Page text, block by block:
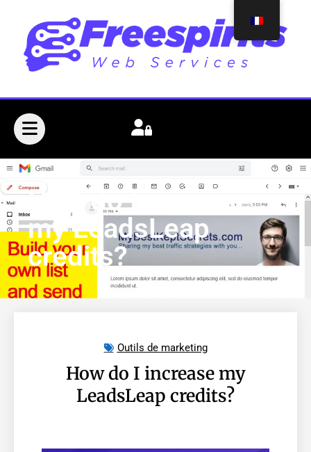
How do I increase
my LeadsLeap
credits?
Outils de marketing
How do I increase my
LeadsLeap credits?